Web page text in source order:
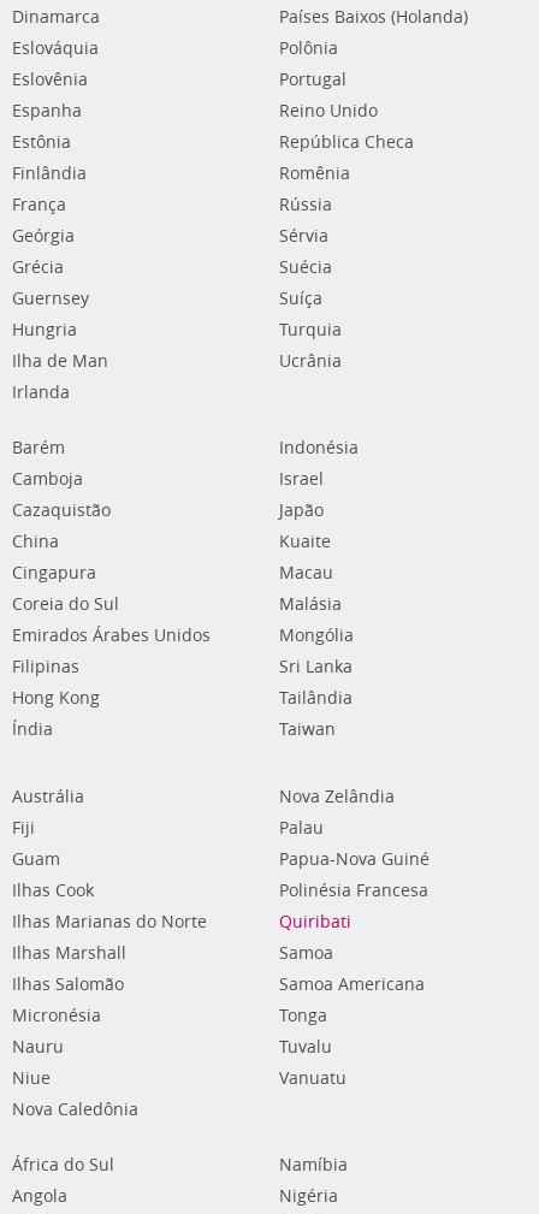
Dinamarca
Eslováquia
Eslovênia
Espanha
Estônia
Finlândia
França
Geórgia
Grécia
Guernsey
Hungria
Ilha de Man
Irlanda
Países Baixos (Holanda)
Polônia
Portugal
Reino Unido
República Checa
Romênia
Rússia
Sérvia
Suécia
Suíça
Turquia
Ucrânia
Barém
Camboja
Cazaquistão
China
Cingapura
Coreia do Sul
Emirados Árabes Unidos
Filipinas
Hong Kong
Índia
Indonésia
Israel
Japão
Kuaite
Macau
Malásia
Mongólia
Sri Lanka
Tailândia
Taiwan
Austrália
Fiji
Guam
Ilhas Cook
Ilhas Marianas do Norte
Ilhas Marshall
Ilhas Salomão
Micronésia
Nauru
Niue
Nova Caledônia
Nova Zelândia
Palau
Papua-Nova Guiné
Polinésia Francesa
Quiribati
Samoa
Samoa Americana
Tonga
Tuvalu
Vanuatu
África do Sul
Angola
Namíbia
Nigéria